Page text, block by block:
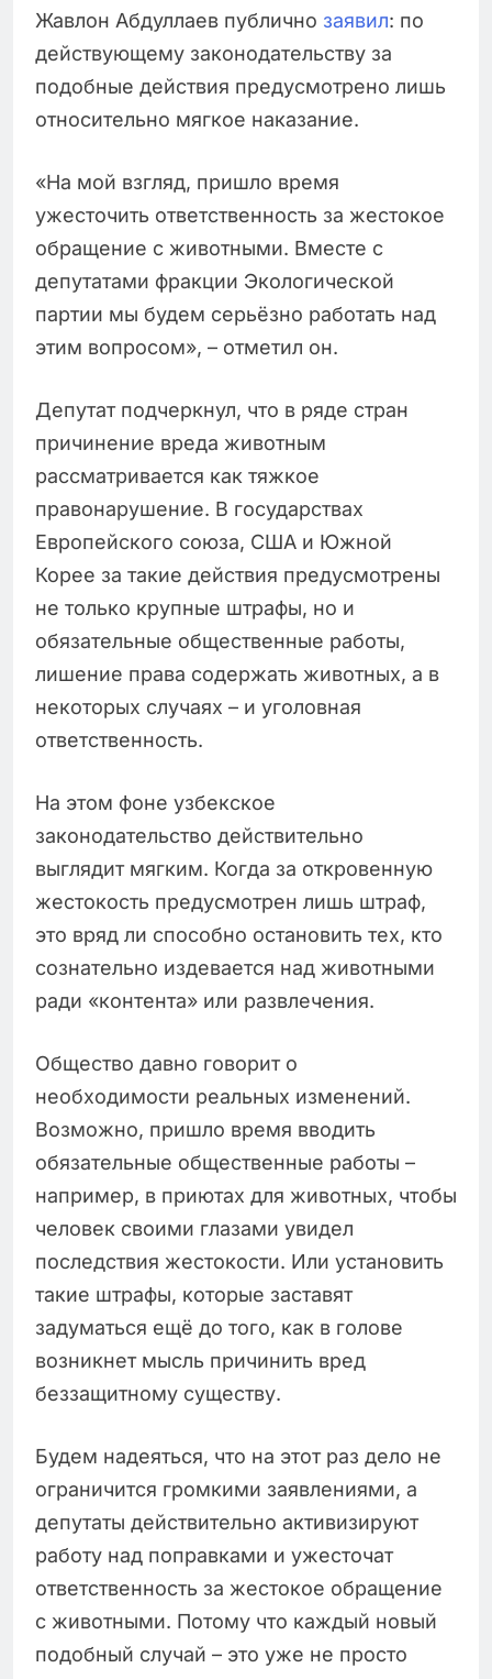
Жавлон Абдуллаев публично заявил: по
действующему законодательству за
подобные действия предусмотрено лишь
относительно мягкое наказание.
«На мой взгляд, пришло время
ужесточить ответственность за жестокое
обращение с животными. Вместе с
депутатами фракции Экологической
партии мы будем серьёзно работать над
этим вопросом», – отметил он.
Депутат подчеркнул, что в ряде стран
причинение вреда животным
рассматривается как тяжкое
правонарушение. В государствах
Европейского союза, США и Южной
Корее за такие действия предусмотрены
не только крупные штрафы, но и
обязательные общественные работы,
лишение права содержать животных, а в
некоторых случаях – и уголовная
ответственность.
На этом фоне узбекское
законодательство действительно
выглядит мягким. Когда за откровенную
жестокость предусмотрен лишь штраф,
это вряд ли способно остановить тех, кто
сознательно издевается над животными
ради «контента» или развлечения.
Общество давно говорит о
необходимости реальных изменений.
Возможно, пришло время вводить
обязательные общественные работы –
например, в приютах для животных, чтобы
человек своими глазами увидел
последствия жестокости. Или установить
такие штрафы, которые заставят
задуматься ещё до того, как в голове
возникнет мысль причинить вред
беззащитному существу.
Будем надеяться, что на этот раз дело не
ограничится громкими заявлениями, а
депутаты действительно активизируют
работу над поправками и ужесточат
ответственность за жестокое обращение
с животными. Потому что каждый новый
подобный случай – это уже не просто